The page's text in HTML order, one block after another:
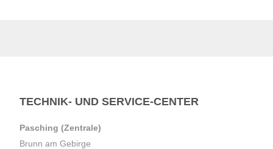
TECHNIK- UND SERVICE-CENTER
Pasching (Zentrale)
Brunn am Gebirge